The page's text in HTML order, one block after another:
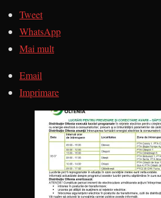
Tweet
WhatsApp
Mai mult
Email
Imprimare